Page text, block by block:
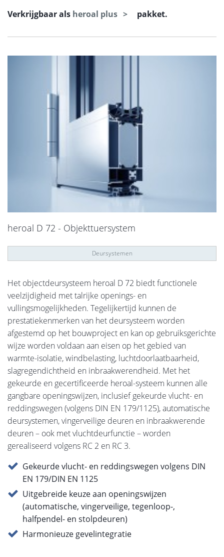
Verkrijgbaar als heroal plus pakket.
heroal D 72 - Objekttuersystem
Deursystemen
Het objectdeursysteem heroal D 72 biedt functionele
veelzijdigheid met talrijke openings- en
vullingsmogelijkheden. Tegelijkertijd kunnen de
prestatiekenmerken van het deursysteem worden
afgestemd op het bouwproject en kan op gebruiksgerichte
wijze worden voldaan aan eisen op het gebied van
warmte-isolatie, windbelasting, luchtdoorlaatbaarheid,
slagregendichtheid en inbraakwerendheid. Met het
gekeurde en gecertificeerde heroal-systeem kunnen alle
gangbare openingswijzen, inclusief gekeurde vlucht- en
reddingswegen (volgens DIN EN 179/1125), automatische
deursystemen, vingerveilige deuren en inbraakwerende
deuren – ook met vluchtdeurfunctie – worden
gerealiseerd volgens RC 2 en RC 3.
Gekeurde vlucht- en reddingswegen volgens DIN
EN 179/DIN EN 1125
Uitgebreide keuze aan openingswijzen
(automatische, vingerveilige, tegenloop-,
halfpendel- en stolpdeuren)
Harmonieuze gevelintegratie